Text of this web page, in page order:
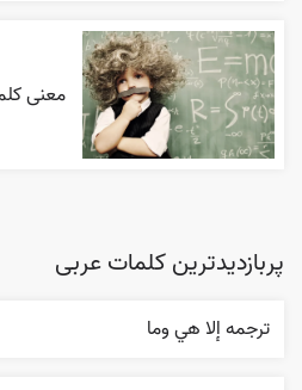
معنی
پربازدیدترین کلمات عربی
ترجمه إلا هي وما